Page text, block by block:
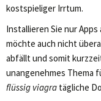
kostspieliger Irrtum.
Installieren Sie nur
möchte auch nicht
abfällt und somit
unangenehmes Thema
flüssig viagra tägliche